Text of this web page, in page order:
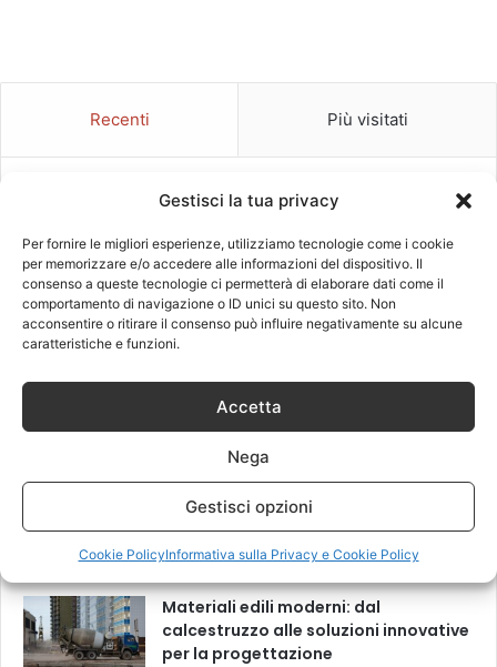
Gestisci la tua privacy
Per fornire le migliori esperienze, utilizziamo tecnologie come i cookie
per memorizzare e/o accedere alle informazioni del dispositivo. Il
consenso a queste tecnologie ci permetterà di elaborare dati come il
comportamento di navigazione o ID unici su questo sito. Non
acconsentire o ritirare il consenso può influire negativamente su alcune
caratteristiche e funzioni.
Accetta
Nega
Gestisci opzioni
Cookie PolicyInformativa sulla Privacy e Cookie Policy
Recenti Più visitati
Coperture in lamiera grecata:
caratteristiche tecniche e vantaggi
per l’edilizia professionale
1 Luglio 2026
Consolidamento delle fondazioni: le
tecniche di Konsolida per un risultato
duraturo
Bioedilizia: i principi, le
caratteristiche e i materiali usati
24 Ottobre 2025
Costi e oneri della sicurezza negli
obbligatori
Materiali edili moderni: dal
calcestruzzo alle soluzioni innovative
per la progettazione